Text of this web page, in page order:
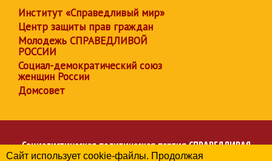
Институт «Справедливый мир»
Центр защиты прав граждан
Молодежь СПРАВЕДЛИВОЙ
РОССИИ
Социал-демократический союз
женщин России
Домсовет
Социалистическая политическая партияСПРАВЕДЛИВАЯ
Сайт использует cookie-файлы. Продолжая